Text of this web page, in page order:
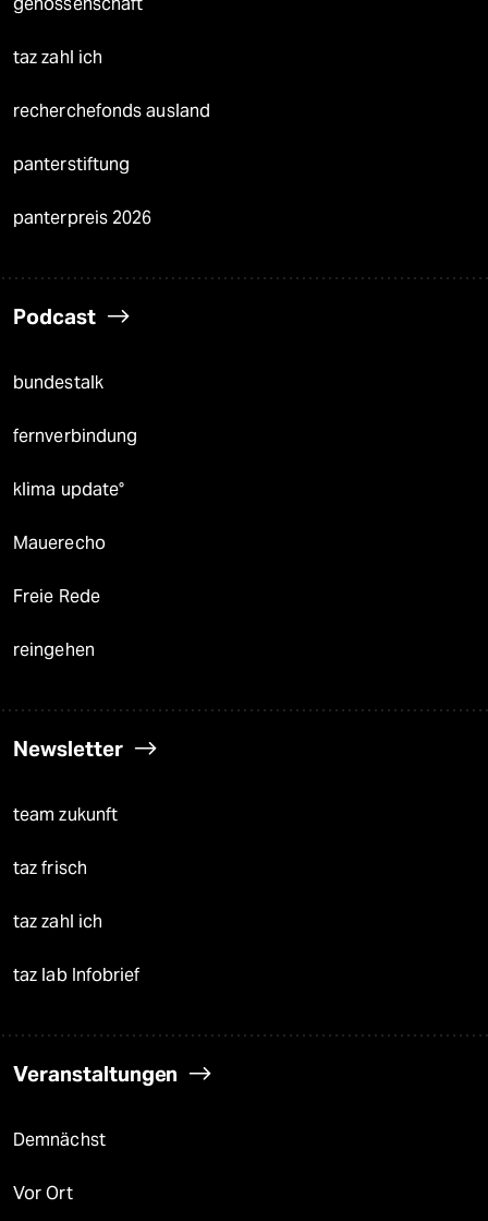
genossenschaft
taz zahl ich
recherchefonds ausland
panterstiftung
panterpreis 2026
Podcast
bundestalk
fernverbindung
klima update°
Mauerecho
Freie Rede
reingehen
Newsletter
team zukunft
taz frisch
taz zahl ich
taz lab Infobrief
Veranstaltungen
Demnächst
Vor Ort